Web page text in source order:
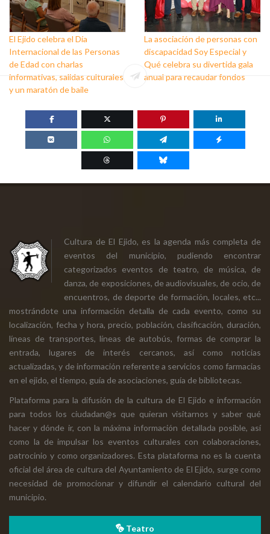
El Ejido celebra el Día
Internacional de las Personas
de Edad con charlas
informativas, salidas culturales
y un maratón de baile
La asociación de personas con
discapacidad Soy Especial y
Qué celebra su divertida gala
anual para recaudar fondos
Cultura de El Ejido, es la agenda más completa de
eventos del municipio, pudiendo encontrar
categorizados eventos de teatro, de música, de
danza, de exposiciones, de audiovisuales, de ocio, de
encuentros, de deporte de formación, locales, etc...
mostrándote una información detalla de cada evento, como su
localización, fecha y hora, precio, población, clasificación, duración,
líneas de transportes, líneas de autobús, formas de comprar la
entrada, lugares de interés cercanos, así como noticias
actualizadas, y de información referente a servicios como farmacias
en el ejido, el tiempo, guía de asociaciones, guía de bibliotecas.
Plataforma para la difusión de la cultura de El Ejido e información
para todos los ciudadan@s que quieran visitarnos y saber qué
hacer y dónde ir, con la máxima información detallada posible, así
como la de impulsar los eventos culturales con colaboraciones,
patrocinio y como organizadores. Esta plataforma no es la cuenta
oficial del área de cultura del Ayuntamiento de El Ejido, surge como
necesidad de promocionar y difundir el calendario cultural del
municipio.
Teatro